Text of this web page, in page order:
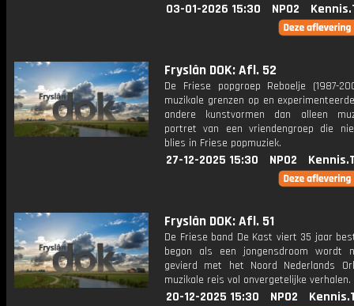
03-01-2026 15:30 NPO2
Fryslân DOK: Afl. 52
De Friese popgroep Reboelje (1987-
muzikale grenzen op en
andere kunstvormen dan alleen
portret van een vriendengroep die
blies in Friese popmuziek.
27-12-2025 15:30 NPO2
Fryslân DOK: Afl. 51
De Friese band De Kast viert 35 jaar
begon als een jongensdroom wordt
gevierd met het Noord Nederlands
muzikale reis vol onvergetelijke verhalen.
20-12-2025 15:30 NPO2